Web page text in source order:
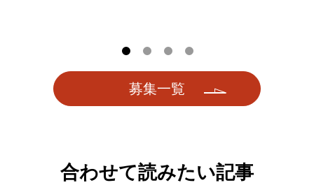
募集一覧
合わせて読みたい記事